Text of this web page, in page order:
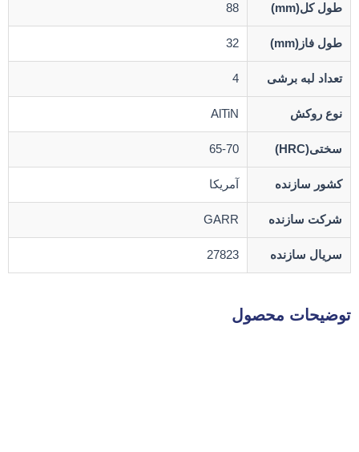
طول کل(mm) 88
طول فاز(mm) 32
تعداد لبه برشی 4
نوع روکش AlTiN
سختی(HRC) 65-70
کشور سازنده آمریکا
شرکت سازنده GARR
سریال سازنده 27823
توضیحات محصول